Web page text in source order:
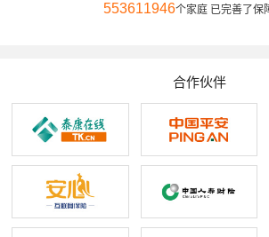
553611946个家庭 已完善了保
合作伙伴